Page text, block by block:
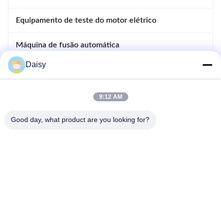
Equipamento de teste do motor elétrico
Máquina de fusão automática
Máquina de introdução e de derivação
Equipamento de fabricação de motores
Daisy
9:12 AM
Good day, what product are you looking for?